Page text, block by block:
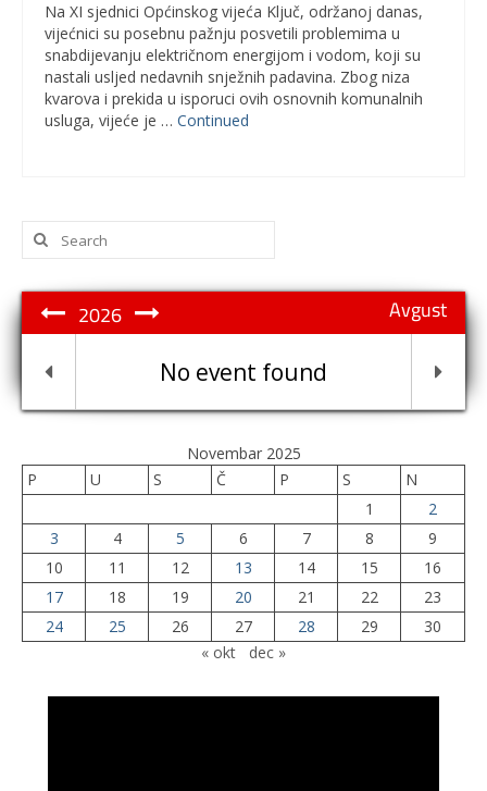
Na XI sjednici Općinskog vijeća Ključ, održanoj danas,
vijećnici su posebnu pažnju posvetili problemima u
snabdijevanju električnom energijom i vodom, koji su
nastali usljed nedavnih snježnih padavina. Zbog niza
kvarova i prekida u isporuci ovih osnovnih komunalnih
usluga, vijeće je … Continued
Search
for:
Avgust
2026
No event found
Novembar 2025
P
U S Č P S
N
1
2
3
4 5 6 7 8
9
10
11 12 13 14 15
16
17
18 19 20 21 22
23
24
25 26 27 28 29
30
« okt
dec »